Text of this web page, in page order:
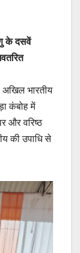
के दसवें
अखिल भारतीय
कंबोह में
और वरिष्ठ
की उपाधि से